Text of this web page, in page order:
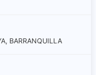
BARRANQUILLA